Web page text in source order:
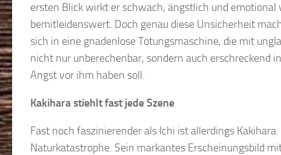
ersten Blick wirkt er schwach, ängstlich und
bemitleidenswert. Doch genau diese Unsicherheit
sich in eine gnadenlose Tötungsmaschine, die mit
nicht nur unberechenbar, sondern auch
Angst vor ihm haben soll.
Kakihara stiehlt fast jede Szene
Fast noch faszinierender als Ichi ist allerdings
Naturkatastrophe. Sein markantes Erscheinungsbild